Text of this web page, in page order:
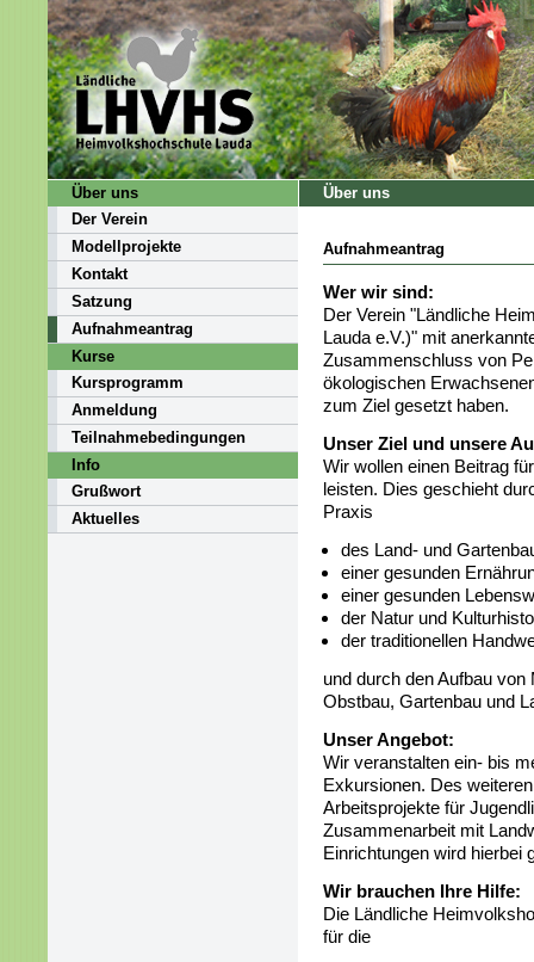
Über uns
Der Verein
Modellprojekte
Kontakt
Satzung
Aufnahmeantrag
Kurse
Kursprogramm
Anmeldung
Teilnahmebedingungen
Info
Grußwort
Aktuelles
Über uns
Aufnahmeantrag
Wer wir sind:
Der Verein "Ländliche
Lauda e.V.)" mit
Zusammenschluss von
ökologischen
zum Ziel gesetzt haben.
Unser Ziel und unsere
Wir wollen einen Beitrag
leisten. Dies geschieht
Praxis
des Land- und
einer gesunden
einer gesunden
der Natur und
der traditionellen
und durch den Aufbau
Obstbau, Gartenbau und
Unser Angebot:
Wir veranstalten ein- bis
Exkursionen. Des
Arbeitsprojekte für
Zusammenarbeit mit
Einrichtungen wird hierbei
Wir brauchen Ihre Hilfe:
Die Ländliche
für die